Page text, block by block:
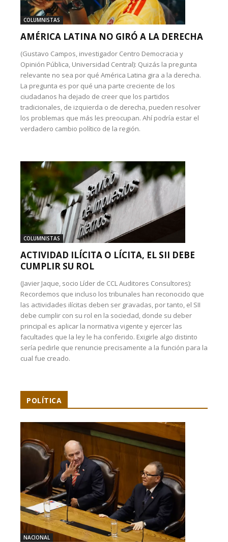
COLUMNISTAS
AMÉRICA LATINA NO GIRÓ A LA DERECHA
(Gustavo Campos, investigador Centro Democracia y
Opinión Pública, Universidad Central): Quizás la pregunta
relevante no sea por qué América Latina gira a la derecha.
La pregunta es por qué una parte creciente de los
ciudadanos ha dejado de creer que los partidos
tradicionales, de izquierda o de derecha, pueden resolver
los problemas que más les preocupan. Ahí podría estar el
verdadero cambio político de la región.
COLUMNISTAS
ACTIVIDAD ILÍCITA O LÍCITA, EL SII DEBE
CUMPLIR SU ROL
(Javier Jaque, socio Líder de CCL Auditores Consultores):
Recordemos que incluso los tribunales han reconocido que
las actividades ilícitas deben ser gravadas, por tanto, el SII
debe cumplir con su rol en la sociedad, donde su deber
principal es aplicar la normativa vigente y ejercer las
facultades que la ley le ha conferido. Exigirle algo distinto
sería pedirle que renuncie precisamente a la función para la
cual fue creado.
POLÍTICA
NACIONAL